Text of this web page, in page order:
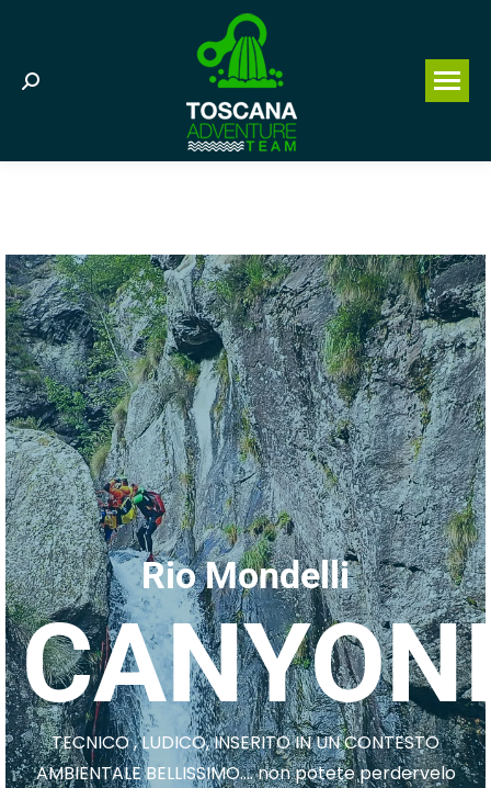
Search:
Rio Mondelli
TECNICO , LUDICO, INSERITO IN UN CONTESTO
AMBIENTALE BELLISSIMO…. non potete perdervelo